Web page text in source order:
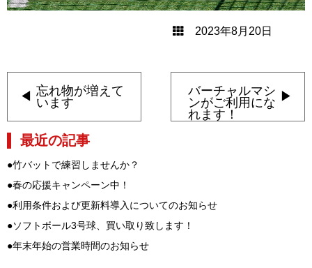
最近の記事
●竹バットで練習しませんか？
●春の応援キャンペーン中！
●利用条件および更新料導入についてのお知らせ
●ソフトボール3号球、買い取り致します！
●年末年始の営業時間のお知らせ
2023年8月20日
忘れ物が増えて
います
バーチャルマシ
ンがご利用にな
れます！